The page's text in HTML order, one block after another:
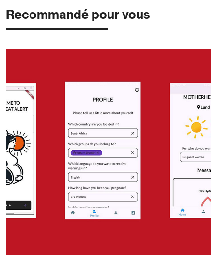
Recommandé pour vous